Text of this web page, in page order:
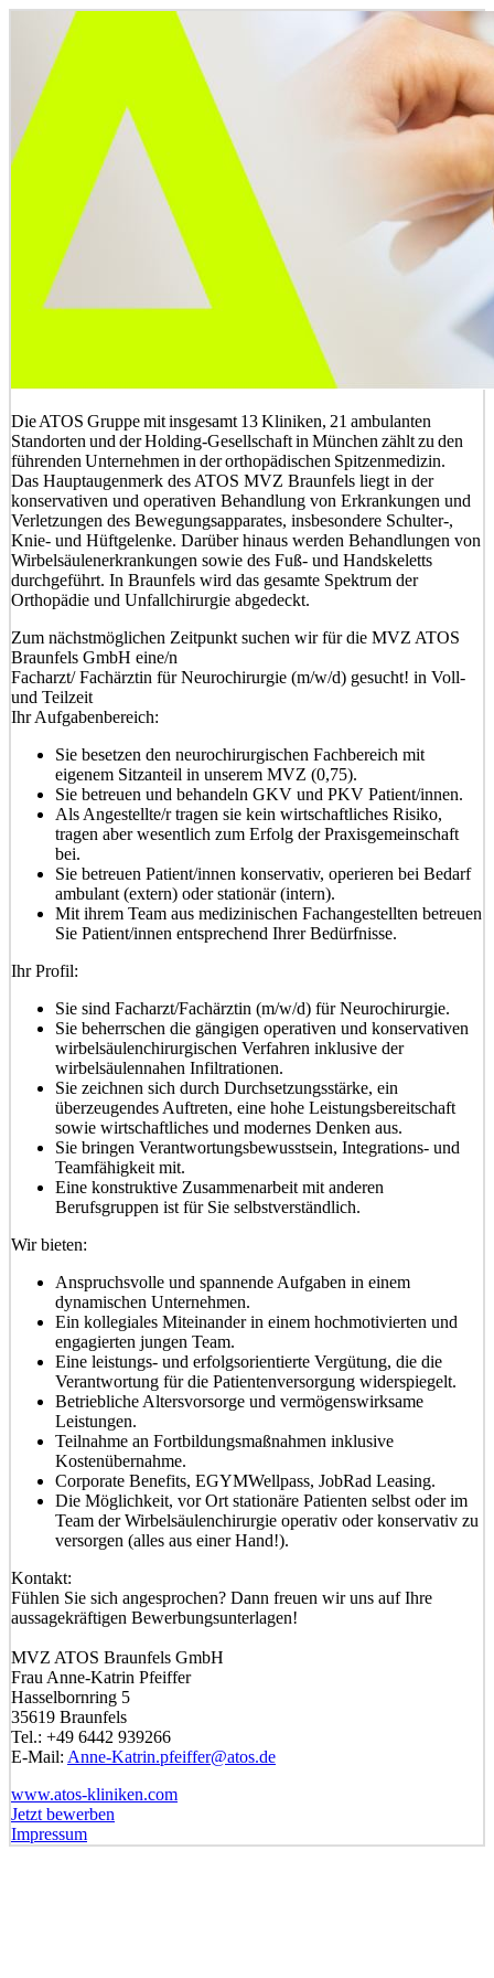
Die ATOS Gruppe mit insgesamt 13 Kliniken, 21 ambulanten
Standorten und der Holding-Gesellschaft in München zählt zu den
führenden Unternehmen in der orthopädischen Spitzenmedizin.
Das Hauptaugenmerk des ATOS MVZ Braunfels liegt in der
konservativen und operativen Behandlung von Erkrankungen und
Verletzungen des Bewegungsapparates, insbesondere Schulter-,
Knie- und Hüftgelenke. Darüber hinaus werden Behandlungen von
Wirbelsäulenerkrankungen sowie des Fuß- und Handskeletts
durchgeführt. In Braunfels wird das gesamte Spektrum der
Orthopädie und Unfallchirurgie abgedeckt.
Zum nächstmöglichen Zeitpunkt suchen wir für die MVZ ATOS
Braunfels GmbH eine/n
Facharzt/ Fachärztin für Neurochirurgie (m/w/d) gesucht! in Voll-
und Teilzeit
Ihr Aufgabenbereich:
Sie besetzen den neurochirurgischen Fachbereich mit
eigenem Sitzanteil in unserem MVZ (0,75).
Sie betreuen und behandeln GKV und PKV Patient/innen.
Als Angestellte/r tragen sie kein wirtschaftliches Risiko,
tragen aber wesentlich zum Erfolg der Praxisgemeinschaft
bei.
Sie betreuen Patient/innen konservativ, operieren bei Bedarf
ambulant (extern) oder stationär (intern).
Mit ihrem Team aus medizinischen Fachangestellten betreuen
Sie Patient/innen entsprechend Ihrer Bedürfnisse.
Ihr Profil:
Sie sind Facharzt/Fachärztin (m/w/d) für Neurochirurgie.
Sie beherrschen die gängigen operativen und konservativen
wirbelsäulenchirurgischen Verfahren inklusive der
wirbelsäulennahen Infiltrationen.
Sie zeichnen sich durch Durchsetzungsstärke, ein
überzeugendes Auftreten, eine hohe Leistungsbereitschaft
sowie wirtschaftliches und modernes Denken aus.
Sie bringen Verantwortungsbewusstsein, Integrations- und
Teamfähigkeit mit.
Eine konstruktive Zusammenarbeit mit anderen
Berufsgruppen ist für Sie selbstverständlich.
Wir bieten:
Anspruchsvolle und spannende Aufgaben in einem
dynamischen Unternehmen.
Ein kollegiales Miteinander in einem hochmotivierten und
engagierten jungen Team.
Eine leistungs- und erfolgsorientierte Vergütung, die die
Verantwortung für die Patientenversorgung widerspiegelt.
Betriebliche Altersvorsorge und vermögenswirksame
Leistungen.
Teilnahme an Fortbildungsmaßnahmen inklusive
Kostenübernahme.
Corporate Benefits, EGYMWellpass, JobRad Leasing.
Die Möglichkeit, vor Ort stationäre Patienten selbst oder im
Team der Wirbelsäulenchirurgie operativ oder konservativ zu
versorgen (alles aus einer Hand!).
Kontakt:
Fühlen Sie sich angesprochen? Dann freuen wir uns auf Ihre
aussagekräftigen Bewerbungsunterlagen!
MVZ ATOS Braunfels GmbH
Frau Anne-Katrin Pfeiffer
Hasselbornring 5
35619 Braunfels
Tel.: +49 6442 939266
E-Mail: Anne-Katrin.pfeiffer@atos.de
www.atos-kliniken.com
Jetzt bewerben
Impressum